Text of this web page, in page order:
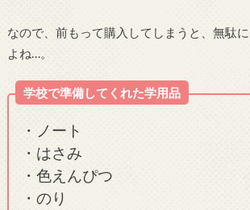
なので、前もって購入してしまうと、無駄
よね…。
学校で準備してくれた学用品
・ノート
・はさみ
・色えんぴつ
・のり